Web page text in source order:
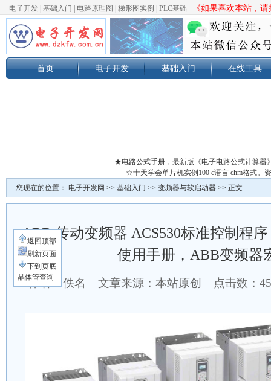
电子开发 基础入门 电路原理图 梯形图实例 PLC基础 《如果喜欢本站，
首页 电子开发 基础入门 在线工具
★电路公式手册，最新版《电子电路公式计算器
☆十天学会单片机实例100 c语言 chm格式。
您现在的位置： 电子开发网 >> 基础入门 >> 变频器与软启动器 >> 正文
ABB 传动变频器 ACS530标准控制程
使用手册，ABB变频器
作者：佚名 文章来源：本站原创 点击数：
返回顶部
刷新页面
下到页底
晶体管查询